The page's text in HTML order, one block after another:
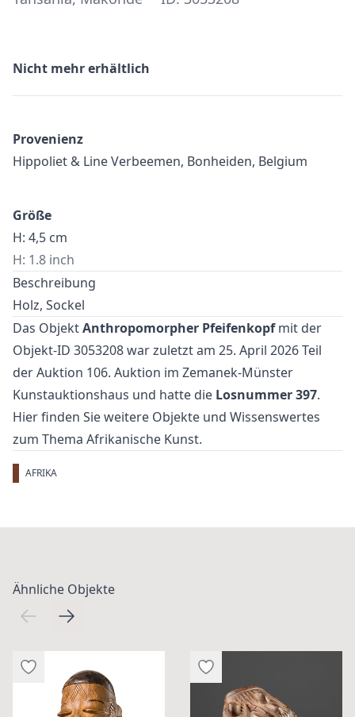
Nicht mehr erhältlich
Provenienz
Hippoliet & Line Verbeemen, Bonheiden, Belgium
Größe
H: 4,5 cm
H: 1.8 inch
Beschreibung
Holz, Sockel
Das ObjektAnthropomorpher Pfeifenkopfmit der
Objekt-ID 3053208 war zuletzt am 25. April 2026 Teil
der Auktion 106. Auktion im Zemanek-Münster
Kunstauktionshaus und hatte die Losnummer 397.
Hier finden Sie weitere Objekte und Wissenswertes
zum Thema Afrikanische Kunst.
AFRIKA
Ähnliche Objekte